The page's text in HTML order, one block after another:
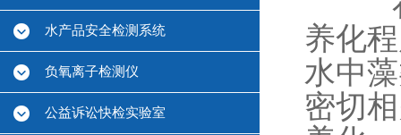
水产品安全检测系统
负氧离子检测仪
公益诉讼快检实验室
养化
水中
密切